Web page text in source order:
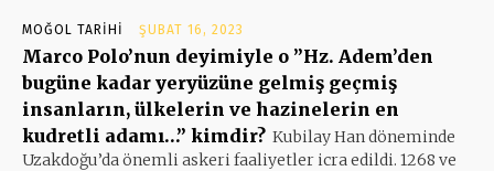
MOĞOL TARIHI ŞUBAT 16, 2023
Marco Polo’nun deyimiyle o ”Hz. Adem’den
bugüne kadar yeryüzüne gelmiş geçmiş
insanların, ülkelerin ve hazinelerin en
kudretli adamı…” kimdir? Kubilay Han döneminde
Uzakdoğu’da önemli askeri faaliyetler icra edildi. 1268 ve